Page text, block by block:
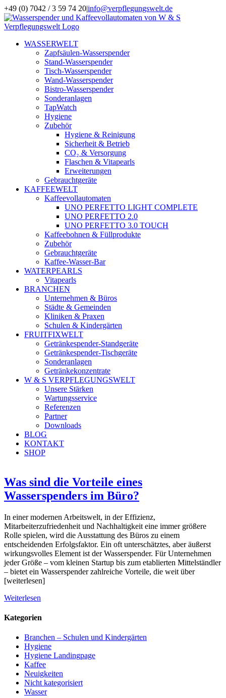
Zum
Inhalt
springen
+49 (0) 7042 / 3 59 74 20|info@verpflegungswelt.de
Facebook
LinkedIn
Xing
Instagram
WASSERWELT
Zapfsäulen-Wasserspender
Stand-Wasserspender
Tisch-Wasserspender
Wand-Wasserspender
Bistro-Wasserspender
Sonderanlagen
TapWatch
Hygiene
Zubehör
Hygiene & Reinigung
Sicherheit & Betrieb
CO₂ & Versorgung
Flaschen & Vitapearls
Erweiterungen
Gebrauchtgeräte
KAFFEEWELT
Kaffeevollautomaten
UNO PERFETTO LIGHT COMPLETE
UNO PERFETTO 2.0
UNO PERFETTO 3.0 TOUCH
Kaffeebohnen & Füllprodukte
Zubehör
Gebrauchtgeräte
Kaffee-Wasser-Bar
WATERPEARLS
Vitapearls
BRANCHEN
Unternehmen & Büros
Städte & Gemeinden
Kliniken & Praxen
Schulen & Kindergärten
FRUITFIXWELT
Getränkespender-Standgeräte
Getränkespender-Tischgeräte
Sonderanlagen
Getränkekonzentrate
W & S VERPFLEGUNGSWELT
Unsere Stärken
Wartungsservice
Referenzen
Partner
Downloads
BLOG
KONTAKT
SHOP
Was sind die Vorteile eines
Wasserspenders im Büro?
In einer modernen Arbeitswelt, in der Effizienz,
Mitarbeiterzufriedenheit und Nachhaltigkeit eine immer größere
Rolle spielen, wird die Ausstattung des Büros zu einem
entscheidenden Erfolgsfaktor. Ein oft unterschätztes, aber äußerst
wirkungsvolles Element ist der Wasserspender. Für Unternehmen
jeder Größe – vom kleinen Startup bis zum etablierten Mittelständler
– bietet ein Wasserspender zahlreiche Vorteile, die weit über
[weiterlesen]
Weiterlesen
Kategorien
Branchen – Schulen und Kindergärten
Hygiene
Hygiene Landingpage
Kaffee
Neuigkeiten
Nicht kategorisiert
Wasser